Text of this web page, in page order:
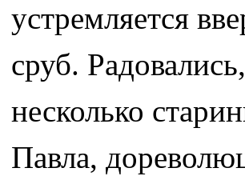
устремляется
сруб.
несколько
Павла,